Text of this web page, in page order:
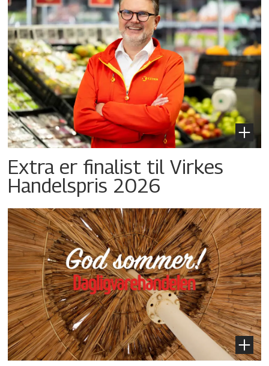
Extra er finalist til Virkes
Handelspris 2026